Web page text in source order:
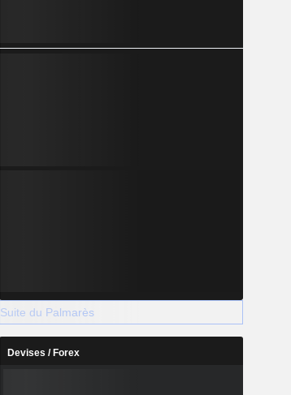
Suite du Palmarès
Devises / Forex